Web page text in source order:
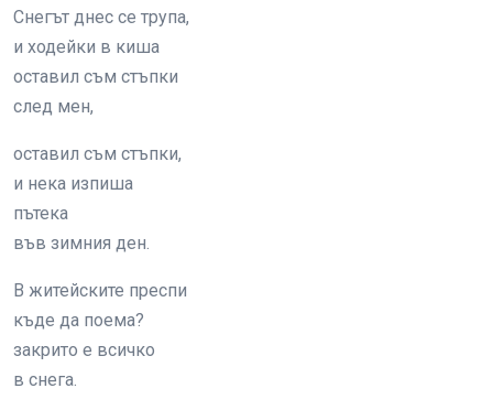
Снегът днес се трупа,
и ходейки в киша
оставил съм стъпки
след мен,
оставил съм стъпки,
и нека изпиша
пътека
във зимния ден.
В житейските преспи
къде да поема?
закрито е всичко
в снега.